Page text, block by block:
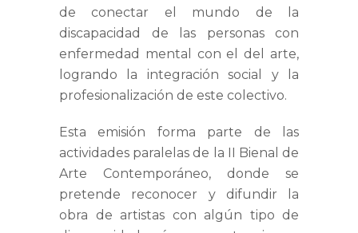
de conectar el mundo de la
discapacidad de las personas con
enfermedad mental con el del arte,
logrando la integración social y la
profesionalización de este colectivo.
Esta emisión forma parte de las
actividades paralelas de la II Bienal de
Arte Contemporáneo, donde se
pretende reconocer y difundir la
obra de artistas con algún tipo de